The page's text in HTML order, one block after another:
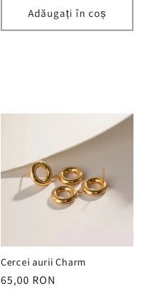
Adăugați în coș
Cercei aurii Charm
Preț
65,00 RON